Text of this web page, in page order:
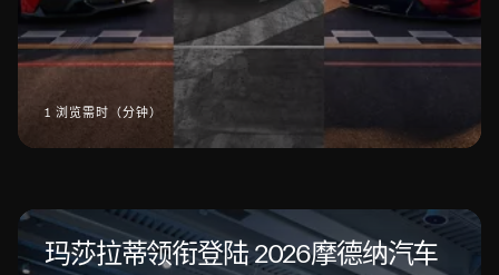
1 浏览需时（分钟）
玛莎拉蒂领衔登陆 2026摩德纳汽车